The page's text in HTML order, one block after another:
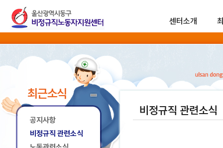
센터소개
최근소식
공지사항
비정규직 관련소식
비정규직 관련소식